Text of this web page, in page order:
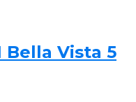
Bella Vista 5